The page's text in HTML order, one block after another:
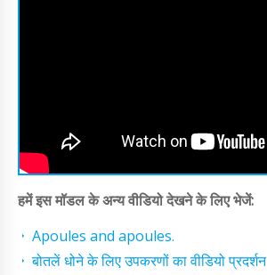
हमें इस मॉडल के अन्य वीडियो देखने के लिए भेजें:
Apoules and apoules.
बोतलें धोने के लिए उपकरणों का वीडियो प्रदर्शन